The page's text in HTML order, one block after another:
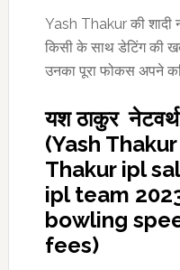
Yash Thakur की शादी
किसी के साथ डेटिंग की
उनका पूरा फोकस अपने
यश ठाकुर
(Yash
Thakur ipl
ipl team
bowling
fees)